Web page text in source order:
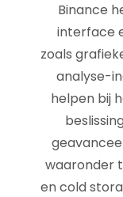
Binance
interface
zoals
analyse-
helpen bij
waaronder
en cold